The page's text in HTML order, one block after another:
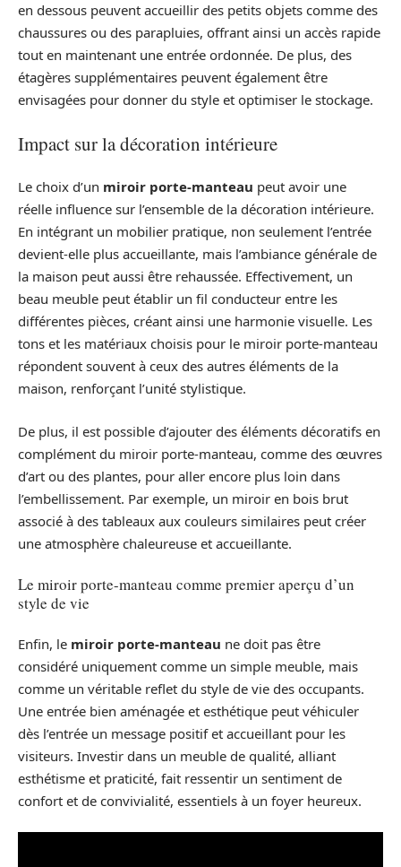
en dessous peuvent accueillir des petits objets comme des
chaussures ou des parapluies, offrant ainsi un accès rapide
tout en maintenant une entrée ordonnée. De plus, des
étagères supplémentaires peuvent également être
envisagées pour donner du style et optimiser le stockage.
Impact sur la décoration intérieure
Le choix d’un miroir porte-manteau peut avoir une
réelle influence sur l’ensemble de la décoration intérieure.
En intégrant un mobilier pratique, non seulement l’entrée
devient-elle plus accueillante, mais l’ambiance générale de
la maison peut aussi être rehaussée. Effectivement, un
beau meuble peut établir un fil conducteur entre les
différentes pièces, créant ainsi une harmonie visuelle. Les
tons et les matériaux choisis pour le miroir porte-manteau
répondent souvent à ceux des autres éléments de la
maison, renforçant l’unité stylistique.
De plus, il est possible d’ajouter des éléments décoratifs en
complément du miroir porte-manteau, comme des œuvres
d’art ou des plantes, pour aller encore plus loin dans
l’embellissement. Par exemple, un miroir en bois brut
associé à des tableaux aux couleurs similaires peut créer
une atmosphère chaleureuse et accueillante.
Le miroir porte-manteau comme premier aperçu d’un
style de vie
Enfin, le miroir porte-manteau ne doit pas être
considéré uniquement comme un simple meuble, mais
comme un véritable reflet du style de vie des occupants.
Une entrée bien aménagée et esthétique peut véhiculer
dès l’entrée un message positif et accueillant pour les
visiteurs. Investir dans un meuble de qualité, alliant
esthétisme et praticité, fait ressentir un sentiment de
confort et de convivialité, essentiels à un foyer heureux.